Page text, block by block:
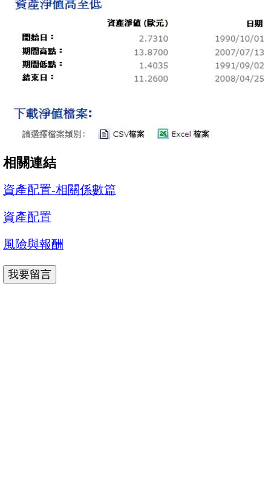
相關連結
資產配置-相關係數篇
資產配置
風險與報酬